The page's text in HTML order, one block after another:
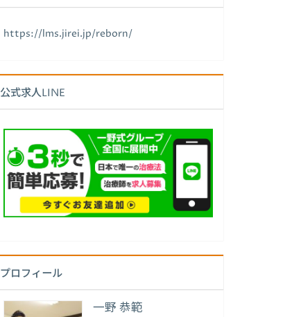
https://lms.jirei.jp/reborn/
公式求人LINE
プロフィール
一野 恭範